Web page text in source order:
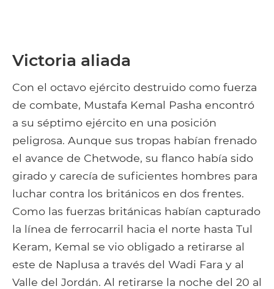
Victoria aliada
Con el octavo ejército destruido como fuerza
de combate, Mustafa Kemal Pasha encontró
a su séptimo ejército en una posición
peligrosa. Aunque sus tropas habían frenado
el avance de Chetwode, su flanco había sido
girado y carecía de suficientes hombres para
luchar contra los británicos en dos frentes.
Como las fuerzas británicas habían capturado
la línea de ferrocarril hacia el norte hasta Tul
Keram, Kemal se vio obligado a retirarse al
este de Naplusa a través del Wadi Fara y al
Valle del Jordán. Al retirarse la noche del 20 al